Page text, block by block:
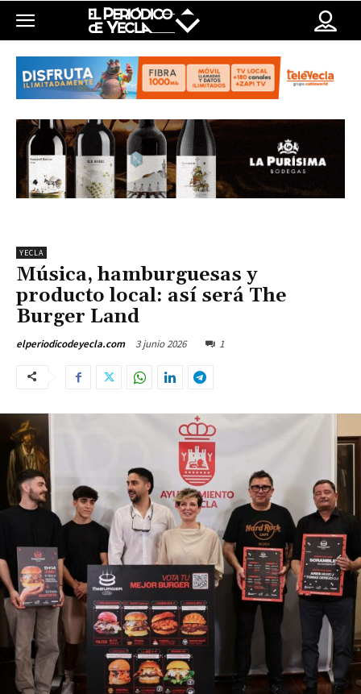
YECLA
Música, hamburguesas y
producto local: así será The
Burger Land
elperiodicodeyecla.com 3 junio 2026 1